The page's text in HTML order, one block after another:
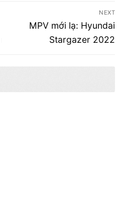
NEXT
Next
MPV mới lạ: Hyundai
Stargazer 2022